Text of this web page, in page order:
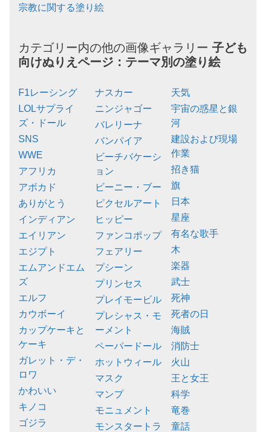
宗教に関する塗り絵
カテゴリー内の他の画像ギャラリー 子ども
向けぬりえページ： テーマ別の塗り絵
F1レーシング
LOLサプライ
ズ・ドール
SNS
WWE
アフリカ
アボカド
ありがとう
インディアン
エイリアン
エジプト
エムアンドエム
ズ
エルフ
カウボーイ
カップケーキと
ケーキ
ガレット・デ・
ロワ
かわいい
キノコ
ゴジラ
ナスカー
ニンジャゴー
バレリーナ
バンパイア
ビーチバケーシ
ョン
ビーニー・ブー
ピクセルアート
ヒッピー
ファンコポップ
フェアリー
プシーン
プリンセス
プレイモービル
プレシャス・モ
ーメント
ペーパードール
ホットウィール
マスク
マンプ
モニュメント
モンスタートラ
天気
宇宙の惑星と銀
河
建設および現場
作業
招き猫
旗
日本
星座
有名な歌手
木
楽器
武士
死神
死者の日
海賊
消防士
火山
王と女王
科学
竜巻
童話